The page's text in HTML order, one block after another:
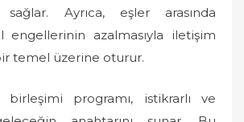
Ayrıca, eşler arasında
azalmasıyla iletişim
temel üzerine oturur.
programı, istikrarlı ve